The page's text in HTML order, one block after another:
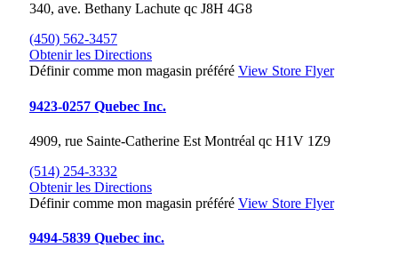
340, ave. Bethany Lachute qc J8H 4G8
(450) 562-3457
Obtenir les Directions
Définir comme mon magasin préféré View Store Flyer
9423-0257 Quebec Inc.
4909, rue Sainte-Catherine Est Montréal qc H1V 1Z9
(514) 254-3332
Obtenir les Directions
Définir comme mon magasin préféré View Store Flyer
9494-5839 Quebec inc.